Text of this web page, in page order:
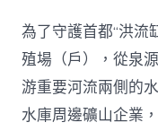
為了守護首都“洪流
殖場（戶），從泉
游重要河流兩側的
水庫周邊礦山企業